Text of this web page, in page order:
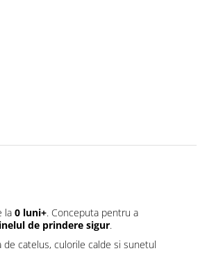
la 0 luni+. Conceputa pentru a
inelul de prindere sigur.
de catelus, culorile calde si sunetul